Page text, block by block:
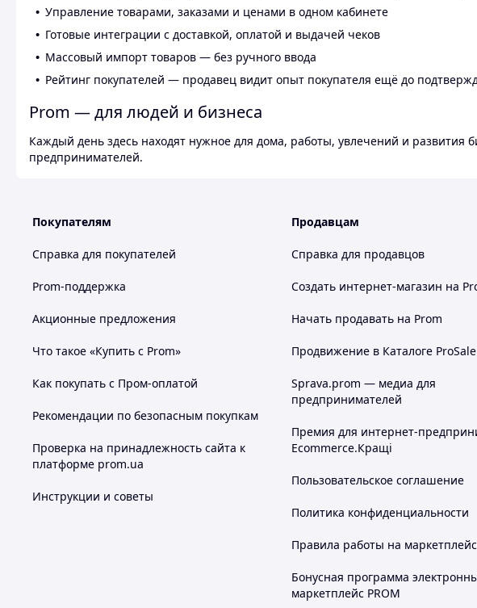
Управление товарами, заказами и ценами в одном кабинете
Готовые интеграции с доставкой, оплатой и выдачей чеков
Массовый импорт товаров — без ручного ввода
Рейтинг покупателей — продавец видит опыт покупателя ещё до
Prom — для людей и бизнеса
Каждый день здесь находят нужное для дома, работы, увлечений и
предпринимателей.
Покупателям
Справка для покупателей
Prom-поддержка
Акционные предложения
Что такое «Купить с Prom»
Как покупать с Пром-оплатой
Рекомендации по безопасным покупкам
Проверка на принадлежность сайта к
платформе prom.ua
Инструкции и советы
Продавцам
Справка для продавцов
Создать интернет-магазин на
Начать продавать на Prom
Продвижение в Каталоге ProSale
Sprava.prom — медиа для
предпринимателей
Премия для интернет-
Ecommerce.Кращі
Пользовательское соглашение
Политика конфиденциальности
Правила работы на
Бонусная программа
маркетплейс PROM